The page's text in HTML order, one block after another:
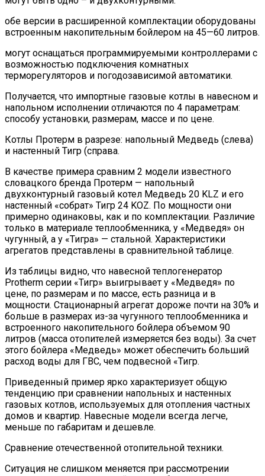
обе версии в расширенной комплектации оборудованы
встроенным накопительным бойлером на 45—60 литров.
могут оснащаться программируемыми контроллерами с
возможностью подключения комнатных
терморегуляторов и погодозависимой автоматики.
Получается, что импортные газовые котлы в навесном и
напольном исполнении отличаются по 4 параметрам:
способу установки, размерам, массе и по цене.
Котлы Протерм в разрезе: напольный Медведь (слева)
и настенный Тигр (справа.
В качестве примера сравним 2 модели известного
словацкого бренда Протерм — напольный
двухконтурный газовый котел Медведь 20 KLZ и его
настенный «собрат» Тигр 24 KOZ. По мощности они
примерно одинаковы, как и по комплектации. Различие
только в материале теплообменника, у «Медведя» он
чугунный, а у «Тигра» — стальной. Характеристики
агрегатов представлены в сравнительной таблице.
Из таблицы видно, что навесной теплогенератор
Protherm серии «Тигр» выигрывает у «Медведя» по
цене, по размерам и по массе, есть разница и в
мощности. Стационарный агрегат дороже почти на 30% и
больше в размерах из-за чугунного теплообменника и
встроенного накопительного бойлера объемом 90
литров (масса отопителей измеряется без воды). За счет
этого бойлера «Медведь» может обеспечить больший
расход воды для ГВС, чем подвесной «Тигр.
Приведенный пример ярко характеризует общую
тенденцию при сравнении напольных и настенных
газовых котлов, используемых для отопления частных
домов и квартир. Навесные модели всегда легче,
меньше по габаритам и дешевле.
Сравнение отечественной отопительной техники.
Ситуация не слишком меняется при рассмотрении